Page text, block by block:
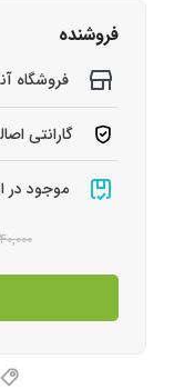
فروشنده
فروشگاه
گارانتی
موجود در